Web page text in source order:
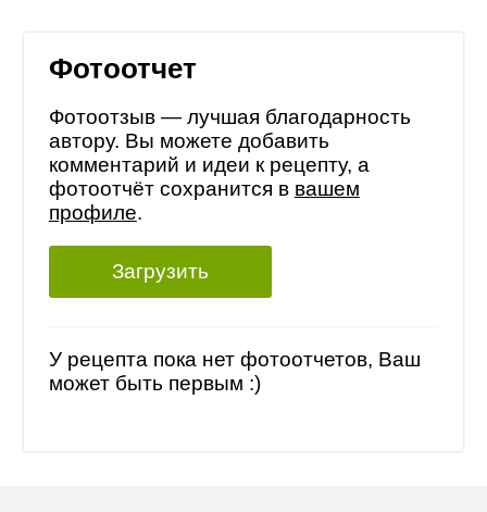
Фотоотчет
Фотоотзыв — лучшая благодарность
автору. Вы можете добавить
комментарий и идеи к рецепту, а
фотоотчёт сохранится в вашем
профиле.
Загрузить
У рецепта пока нет фотоотчетов, Ваш
может быть первым :)